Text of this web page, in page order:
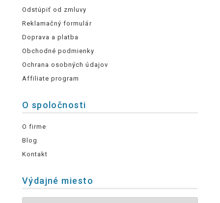
Odstúpiť od zmluvy
Reklamačný formulár
Doprava a platba
Obchodné podmienky
Ochrana osobných údajov
Affiliate program
O spoločnosti
O firme
Blog
Kontakt
Výdajné miesto